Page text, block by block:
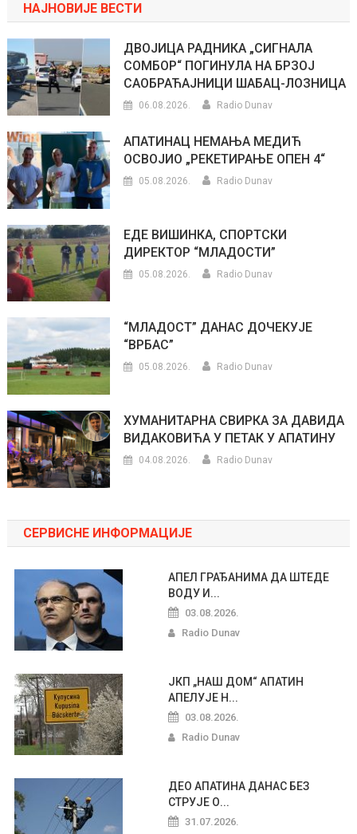
НАЈНОВИЈЕ ВЕСТИ
ДВОЈИЦА РАДНИКА „СИГНАЛА
СОМБОР“ ПОГИНУЛА НА БРЗОЈ
САОБРАЋАЈНИЦИ ШАБАЦ-ЛОЗНИЦА
06.08.2026. Radio Dunav
АПАТИНАЦ НЕМАЊА МЕДИЋ
ОСВОЈИО „РЕКЕТИРАЊЕ ОПЕН 4“
05.08.2026. Radio Dunav
ЕДЕ ВИШИНКА, СПОРТСКИ
ДИРЕКТОР “МЛАДОСТИ”
05.08.2026. Radio Dunav
“МЛАДОСТ” ДАНАС ДОЧЕКУЈЕ
“ВРБАС”
05.08.2026. Radio Dunav
ХУМАНИТАРНА СВИРКА ЗА ДАВИДА
ВИДАКОВИЋА У ПЕТАК У АПАТИНУ
04.08.2026. Radio Dunav
СЕРВИСНЕ ИНФОРМАЦИЈЕ
АПЕЛ ГРАЂАНИМА ДА ШТЕДЕ
ВОДУ И...
03.08.2026.
Radio Dunav
ЈКП „НАШ ДОМ“ АПАТИН
АПЕЛУЈЕ Н...
03.08.2026.
Radio Dunav
ДЕО АПАТИНА ДАНАС БЕЗ
СТРУЈЕ О...
31.07.2026.